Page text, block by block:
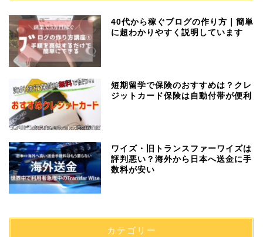
40代から稼ぐブログの作り方｜簡単
に超わかりやすく説明しています
短期留学で保険のおすすめは？クレ
ジットカード保険は自動付帯が便利
ワイズ・旧トランスファーワイズは
評判悪い？海外から日本へ送金に手
数料が安い
カテゴリー